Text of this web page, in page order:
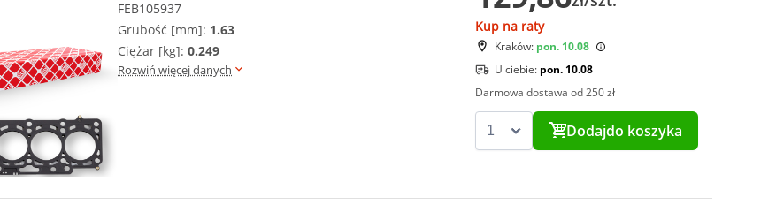
FEB105937
Grubość [mm]: 1.63
Ciężar [kg]: 0.249
Rozwiń więcej danych
Kup na raty
Kraków: pon. 10.08
U ciebie: pon. 10.08
Darmowa dostawa od 250 zł
Dodajdo koszyka